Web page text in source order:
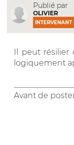
Publié par
OLIVIER
INTERVENANT
Il peut résilier
logiquement
Avant de